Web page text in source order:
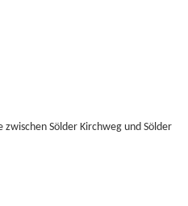
Sölder Kirchweg und Sölder